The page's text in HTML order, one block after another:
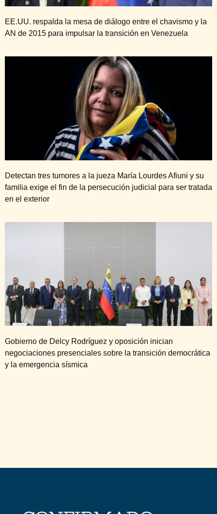
EE.UU. respalda la mesa de diálogo entre el chavismo y la
AN de 2015 para impulsar la transición en Venezuela
Detectan tres tumores a la jueza María Lourdes Afiuni y su
familia exige el fin de la persecución judicial para ser tratada
en el exterior
Gobierno de Delcy Rodríguez y oposición inician
negociaciones presenciales sobre la transición democrática
y la emergencia sísmica